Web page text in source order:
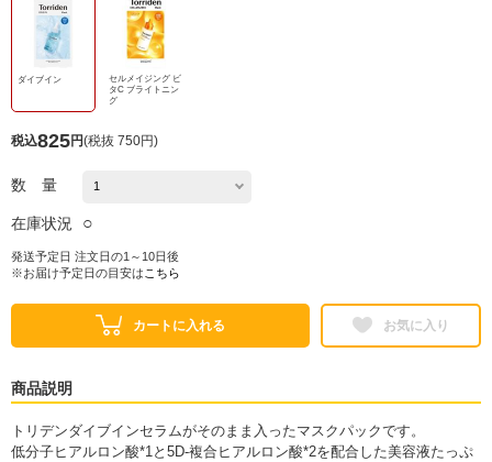
ダイブイン
セルメイジング ビ
タC ブライトニン
グ
税込825円(税抜 750円)
数 量
在庫状況 ○
発送予定日 注文日の1～10日後
※お届け予定日の目安は こちら
カートに入れる お気に入り
商品説明
トリデンダイブインセラムがそのまま入ったマスクパックです。
低分子ヒアルロン酸*1と5D-複合ヒアルロン酸*2を配合した美容液たっぷ